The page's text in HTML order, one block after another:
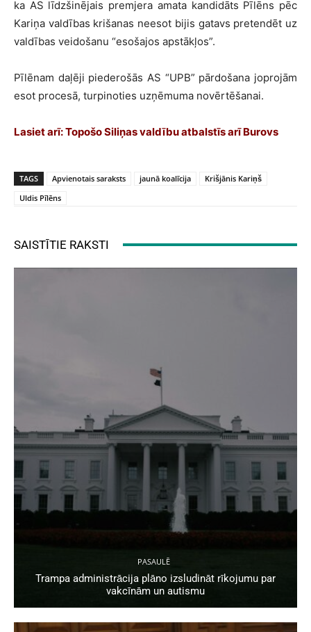
ka AS līdzšinējais premjera amata kandidāts Pīlēns pēc
Kariņa valdības krišanas neesot bijis gatavs pretendēt uz
valdības veidošanu “esošajos apstākļos”.
Pīlēnam daļēji piederošās AS “UPB” pārdošana joprojām
esot procesā, turpinoties uzņēmuma novērtēšanai.
Lasiet arī:Topošo Siliņas valdību atbalstīs arī Burovs
TAGS Apvienotais saraksts jaunā koalīcija
Krišjānis Kariņš
Uldis Pīlēns
SAISTĪTIE RAKSTI
PASAULĒ
Trampa administrācija plāno izsludināt rīkojumu par
vakcīnām un autismu